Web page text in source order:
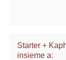
Starter +
insieme a: